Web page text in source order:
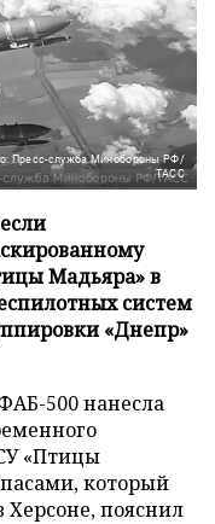
Пресс-служба Минобороны РФ/
ТАСС
Мадьяра» в
систем
«Днепр»
500 нанесла
«Птицы
который
пояснил